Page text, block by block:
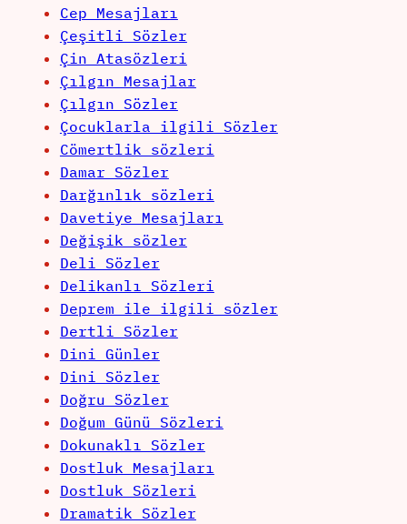
Cep Mesajları
Çeşitli Sözler
Çin Atasözleri
Çılgın Mesajlar
Çılgın Sözler
Çocuklarla ilgili Sözler
Cömertlik sözleri
Damar Sözler
Darğınlık sözleri
Davetiye Mesajları
Değişik sözler
Deli Sözler
Delikanlı Sözleri
Deprem ile ilgili sözler
Dertli Sözler
Dini Günler
Dini Sözler
Doğru Sözler
Doğum Günü Sözleri
Dokunaklı Sözler
Dostluk Mesajları
Dostluk Sözleri
Dramatik Sözler